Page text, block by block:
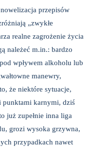
przepisów
„zwykłe
realne zagrożenie życia
należeć m.in.: bardzo
wpływem alkoholu lub
manewry,
że niektóre sytuacje,
punktami karnymi, dziś
już zupełnie inna liga
grozi wysoka grzywna,
przypadkach nawet